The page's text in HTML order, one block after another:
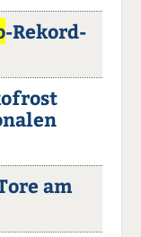
-Rekord-
am